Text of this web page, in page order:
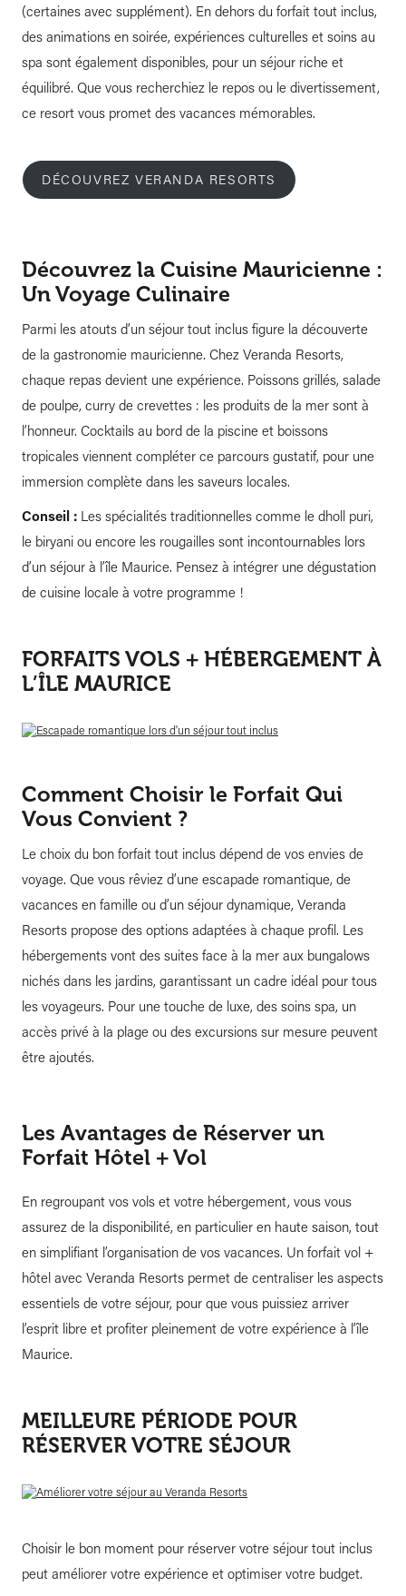
(certaines avec supplément). En dehors du forfait tout inclus,
des animations en soirée, expériences culturelles et soins au
spa sont également disponibles, pour un séjour riche et
équilibré. Que vous recherchiez le repos ou le divertissement,
ce resort vous promet des vacances mémorables.
DÉCOUVREZ VERANDA RESORTS
Découvrez la Cuisine Mauricienne :
Un Voyage Culinaire
Parmi les atouts d’un séjour tout inclus figure la découverte
de la gastronomie mauricienne. Chez Veranda Resorts,
chaque repas devient une expérience. Poissons grillés, salade
de poulpe, curry de crevettes : les produits de la mer sont à
l’honneur. Cocktails au bord de la piscine et boissons
tropicales viennent compléter ce parcours gustatif, pour une
immersion complète dans les saveurs locales.
Conseil : Les spécialités traditionnelles comme le dholl puri,
le biryani ou encore les rougailles sont incontournables lors
d’un séjour à l’île Maurice. Pensez à intégrer une dégustation
de cuisine locale à votre programme !
FORFAITS VOLS + HÉBERGEMENT À
L’ÎLE MAURICE
Comment Choisir le Forfait Qui
Vous Convient ?
Le choix du bon forfait tout inclus dépend de vos envies de
voyage. Que vous rêviez d’une escapade romantique, de
vacances en famille ou d’un séjour dynamique, Veranda
Resorts propose des options adaptées à chaque profil. Les
hébergements vont des suites face à la mer aux bungalows
nichés dans les jardins, garantissant un cadre idéal pour tous
les voyageurs. Pour une touche de luxe, des soins spa, un
accès privé à la plage ou des excursions sur mesure peuvent
être ajoutés.
Les Avantages de Réserver un
Forfait Hôtel + Vol
En regroupant vos vols et votre hébergement, vous vous
assurez de la disponibilité, en particulier en haute saison, tout
en simplifiant l’organisation de vos vacances. Un forfait vol +
hôtel avec Veranda Resorts permet de centraliser les aspects
essentiels de votre séjour, pour que vous puissiez arriver
l’esprit libre et profiter pleinement de votre expérience à l’île
Maurice.
MEILLEURE PÉRIODE POUR
RÉSERVER VOTRE SÉJOUR
Choisir le bon moment pour réserver votre séjour tout inclus
peut améliorer votre expérience et optimiser votre budget.